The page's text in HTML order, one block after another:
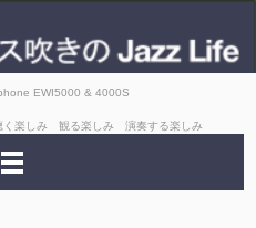
EWI5000 & 4000S
楽しみ 観る楽しみ 演奏する楽しみ